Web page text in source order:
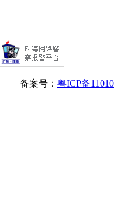
备案号： 粤ICP备